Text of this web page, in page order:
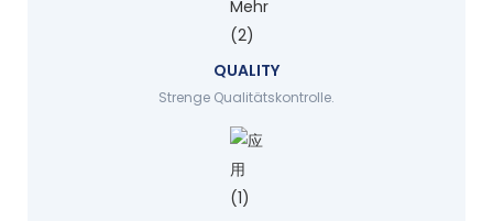
QUALITY
Strenge Qualitätskontrolle.